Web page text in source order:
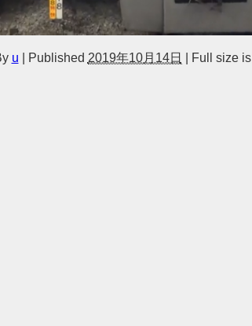
u Published 2019年10月14日 Full size is